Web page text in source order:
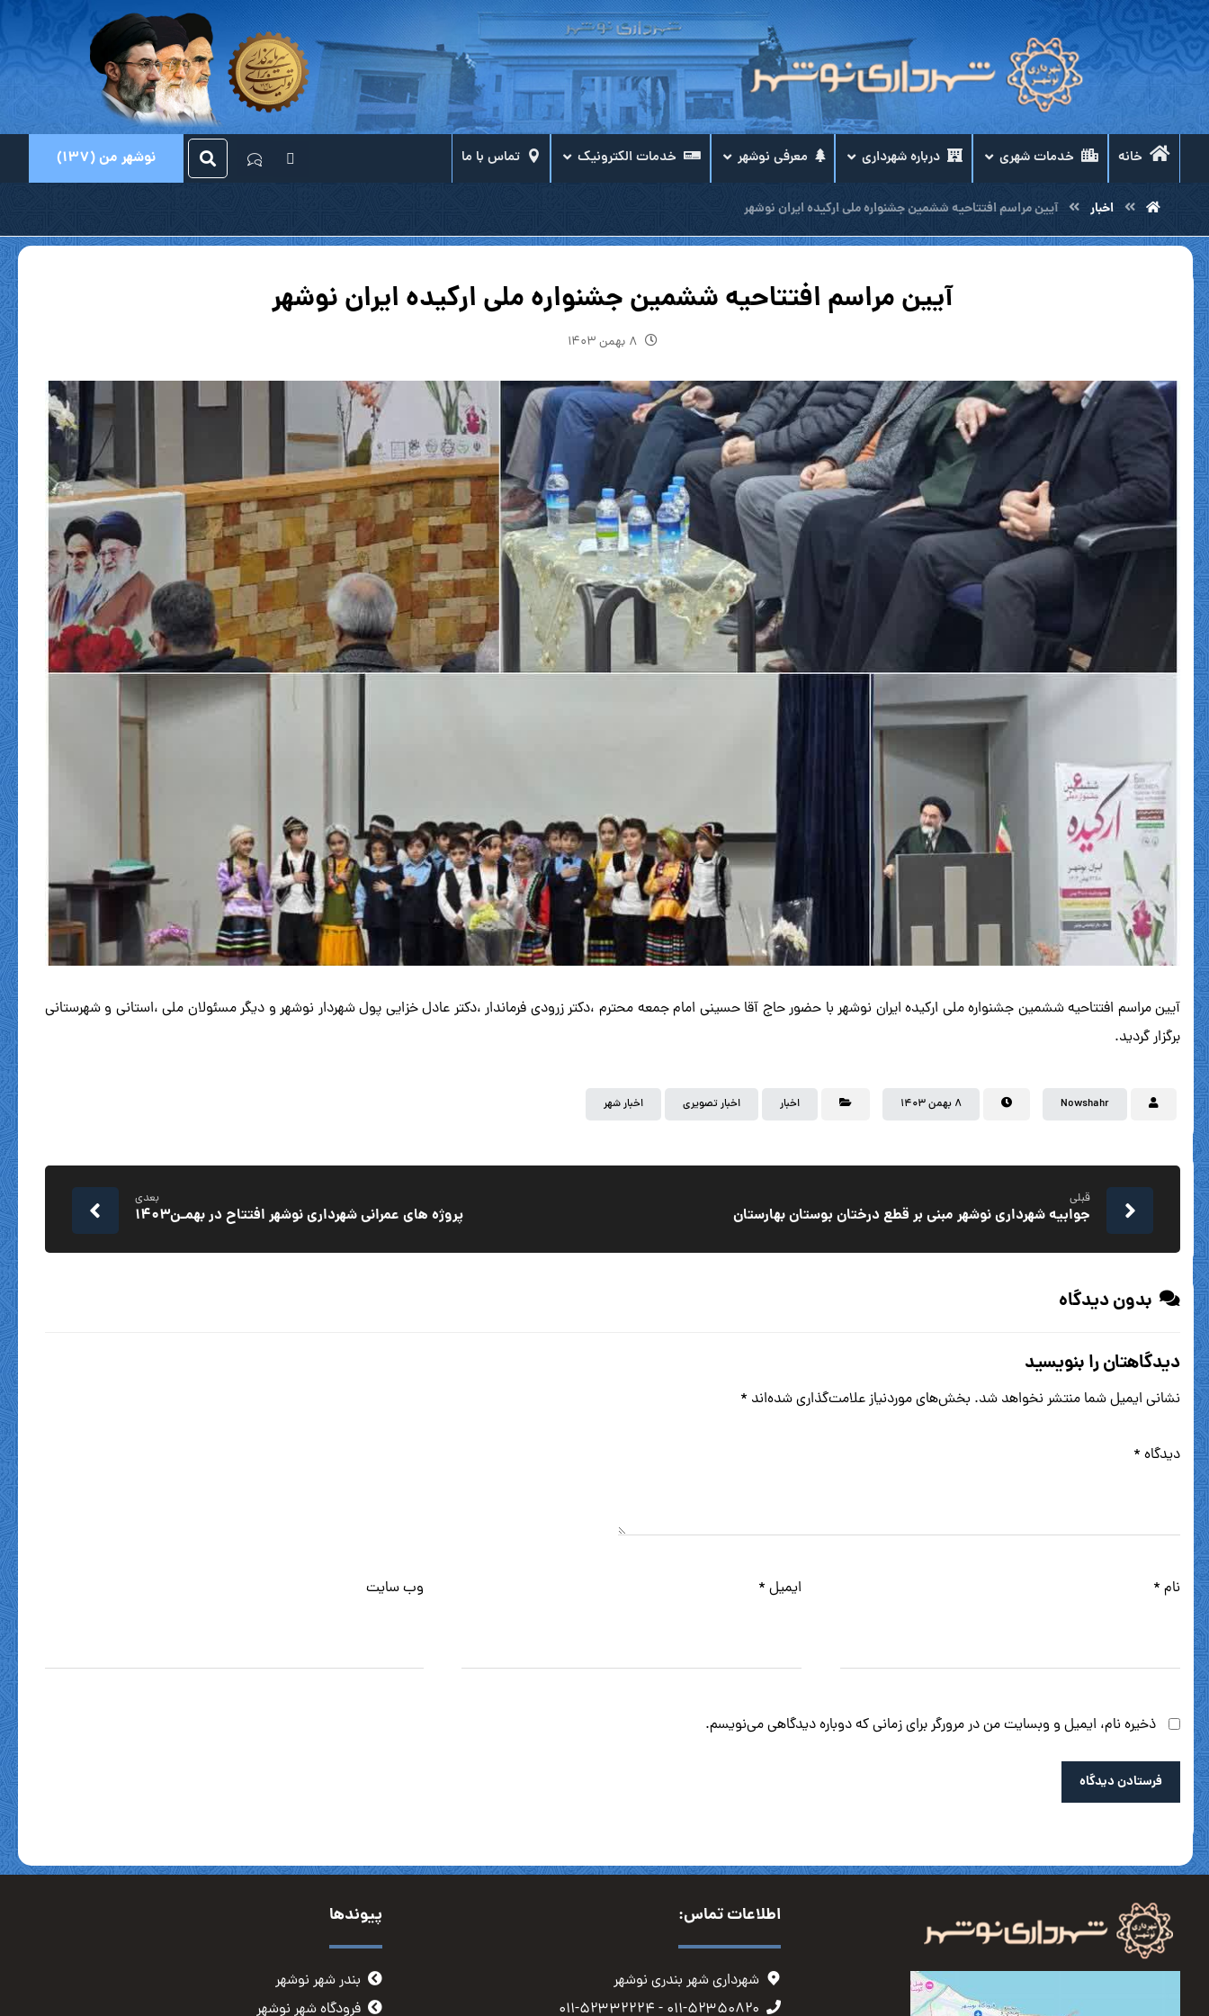
خانه خدمات شهری درباره شهرداری معرفی نوشهر خدمات الکترونیک تماس با ما نوشهر من (137)
اخبار آیین مراسم افتتاحیه ششمین جشنواره ملی ارکیده ایران نوشهر
آیین مراسم افتتاحیه ششمین جشنواره ملی ارکیده ایران نوشهر
۸ بهمن ۱۴۰۳
آیین مراسم افتتاحیه ششمین جشنواره ملی ارکیده ایران نوشهر با حضور حاج آقا حسینی امام جمعه محترم ،دکتر زرودی فرماندار ،دکتر عادل خزایی پول شهردار نوشهر و دیگر مسئولان ملی ،استانی و شهرستانی
برگزار گردید.
Nowshahr ۸ بهمن ۱۴۰۳ اخبار اخبار تصویری اخبار شهر
قبلی
جوابیه شهرداری نوشهر مبنی بر قطع درختان بوستان بهارستان
بعدی
پروژه های عمرانی شهرداری نوشهر افتتاح در بهمـن۱۴۰۳
بدون دیدگاه
دیدگاهتان را بنویسید
نشانی ایمیل شما منتشر نخواهد شد. بخش‌های موردنیاز علامت‌گذاری شده‌اند *
دیدگاه *
نام * ایمیل * وب‌ سایت
ذخیره نام، ایمیل و وبسایت من در مرورگر برای زمانی که دوباره دیدگاهی می‌نویسم.
فرستادن دیدگاه
اطلاعات تماس:
شهرداری شهر بندری نوشهر
۰۱۱-۵۲۳۵۰۸۲۰ - ۰۱۱-۵۲۳۳۲۲۲۴
پیوندها
بندر شهر نوشهر
فرودگاه شهر نوشهر